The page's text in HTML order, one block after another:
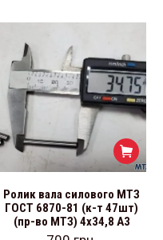
Ролик вала силового МТЗ
ГОСТ 6870-81 (к-т 47шт)
(пр-во МТЗ) 4х34,8 А3